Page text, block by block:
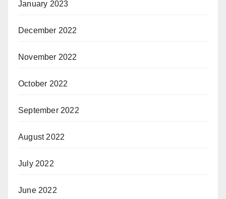
January 2023
December 2022
November 2022
October 2022
September 2022
August 2022
July 2022
June 2022